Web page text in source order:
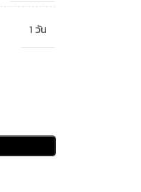
1 วัน